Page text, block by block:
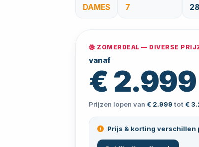
DAMES 7
ZOMERDEAL — DIVERSE
vanaf
€ 2.999
Prijzen lopen van € 2.999 tot €
Prijs & korting verschillen